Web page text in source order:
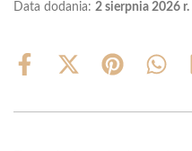
Data dodania: 2 sierpnia 2026 r.
Share
Share
(Twitter)
Share Share